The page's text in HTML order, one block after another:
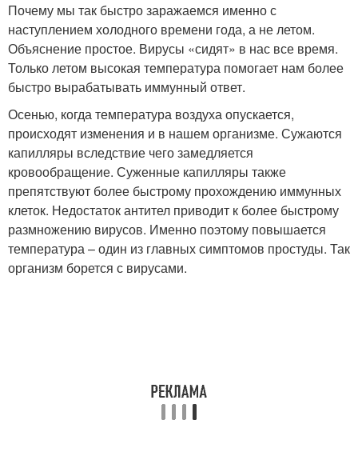
Почему мы так быстро заражаемся именно с
наступлением холодного времени года, а не летом.
Объяснение простое. Вирусы «сидят» в нас все время.
Только летом высокая температура помогает нам более
быстро вырабатывать иммунный ответ.
Осенью, когда температура воздуха опускается,
происходят изменения и в нашем организме. Сужаются
капилляры вследствие чего замедляется
кровообращение. Суженные капилляры также
препятствуют более быстрому прохождению иммунных
клеток. Недостаток антител приводит к более быстрому
размножению вирусов. Именно поэтому повышается
температура – один из главных симптомов простуды. Так
организм борется с вирусами.